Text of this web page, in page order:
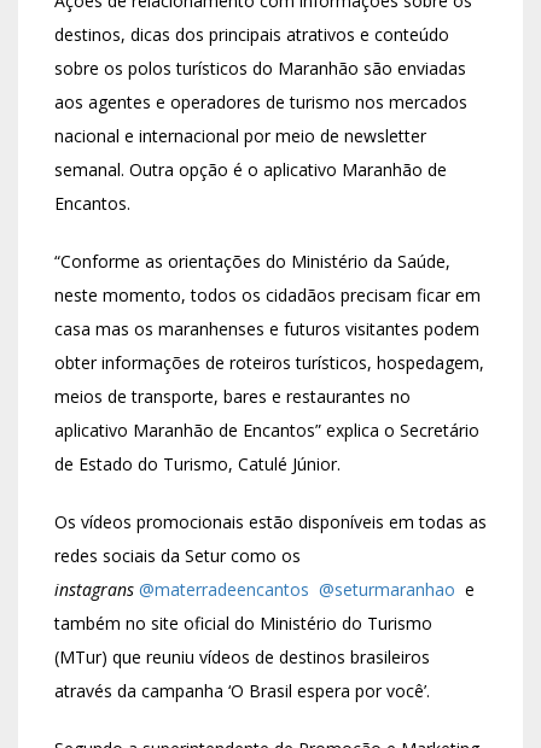
destinos, dicas dos principais atrativos e conteúdo
sobre os polos turísticos do Maranhão são enviadas
aos agentes e operadores de turismo nos mercados
nacional e internacional por meio de newsletter
semanal. Outra opção é o aplicativo Maranhão de
Encantos.
“Conforme as orientações do Ministério da Saúde,
neste momento, todos os cidadãos precisam ficar em
casa mas os maranhenses e futuros visitantes podem
obter informações de roteiros turísticos, hospedagem,
meios de transporte, bares e restaurantes no
aplicativo Maranhão de Encantos” explica o Secretário
de Estado do Turismo, Catulé Júnior.
Os vídeos promocionais estão disponíveis em todas as
redes sociais da Setur como os
instagrans @materradeencantos @seturmaranhao e
também no site oficial do Ministério do Turismo
(MTur) que reuniu vídeos de destinos brasileiros
através da campanha ‘O Brasil espera por você’.